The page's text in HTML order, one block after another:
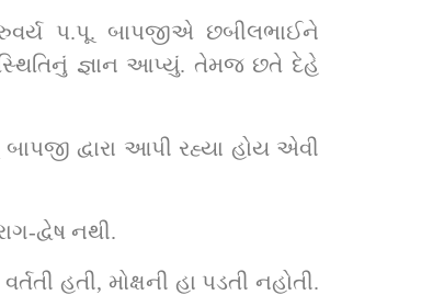
પ.પૂ. બાપજીએ છબીલભાઈને
સ્થિતિનું જ્ઞાન આપ્યું. તેમજ છતે દેહે
દ્વારા આપી રહ્યા હોય એવી
દ્વેષ નથી.
હતી, મોક્ષની હા પડતી નહોતી.